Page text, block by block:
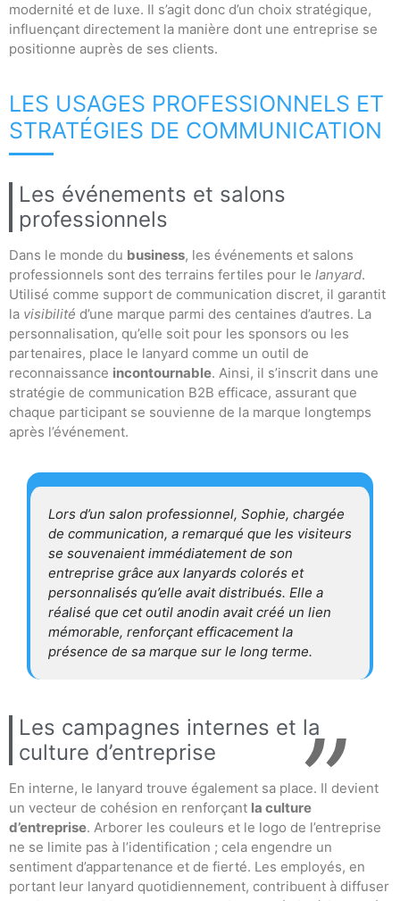
modernité et de luxe. Il s’agit donc d’un choix stratégique,
influençant directement la manière dont une entreprise se
positionne auprès de ses clients.
LES USAGES PROFESSIONNELS ET
STRATÉGIES DE COMMUNICATION
Les événements et salons
professionnels
Dans le monde du business, les événements et salons
professionnels sont des terrains fertiles pour le lanyard.
Utilisé comme support de communication discret, il garantit
la visibilité d’une marque parmi des centaines d’autres. La
personnalisation, qu’elle soit pour les sponsors ou les
partenaires, place le lanyard comme un outil de
reconnaissance incontournable. Ainsi, il s’inscrit dans une
stratégie de communication B2B efficace, assurant que
chaque participant se souvienne de la marque longtemps
après l’événement.
Lors d’un salon professionnel, Sophie, chargée
de communication, a remarqué que les visiteurs
se souvenaient immédiatement de son
entreprise grâce aux lanyards colorés et
personnalisés qu’elle avait distribués. Elle a
réalisé que cet outil anodin avait créé un lien
mémorable, renforçant efficacement la
présence de sa marque sur le long terme.
Les campagnes internes et la
culture d’entreprise
En interne, le lanyard trouve également sa place. Il devient
un vecteur de cohésion en renforçant la culture
d’entreprise. Arborer les couleurs et le logo de l’entreprise
ne se limite pas à l’identification ; cela engendre un
sentiment d’appartenance et de fierté. Les employés, en
portant leur lanyard quotidiennement, contribuent à diffuser